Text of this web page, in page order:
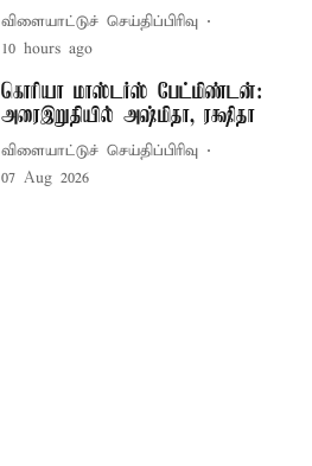
விளையாட்டுச் செய்திப்பிரிவு
10 hours ago
கொரியா மாஸ்டர்ஸ் பேட்மிண்டன்:
அரைஇறுதியில் அஷ்மிதா, ரக்ஷிதா
விளையாட்டுச் செய்திப்பிரிவு
07 Aug 2026